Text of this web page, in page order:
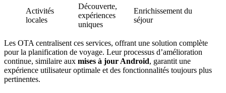
Activités
locales
Découverte,
expériences
uniques
Enrichissement du
séjour
Les OTA centralisent ces services, offrant une solution complète
pour la planification de voyage. Leur processus d’amélioration
continue, similaire aux mises à jour Android, garantit une
expérience utilisateur optimale et des fonctionnalités toujours plus
pertinentes.